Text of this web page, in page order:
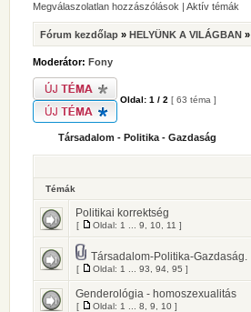
Megválaszolatlan hozzászólások | Aktív témák
Fórum kezdőlap » HELYÜNK A VILÁGBAN »
Moderátor: Fony
Oldal: 1 / 2 [ 63 téma ]
Társadalom - Politika - Gazdaság
Témák
Politikai korrektség
[ Oldal: 1 9 10 11 ]
Társadalom-Politika-Gazdaság.
[ Oldal: 1 93 94 95 ]
Genderológia - homoszexualitás
[ Oldal: 1 8 9 10 ]